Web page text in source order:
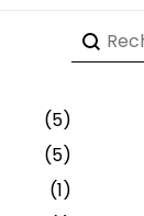
(5)
(5)
(1)